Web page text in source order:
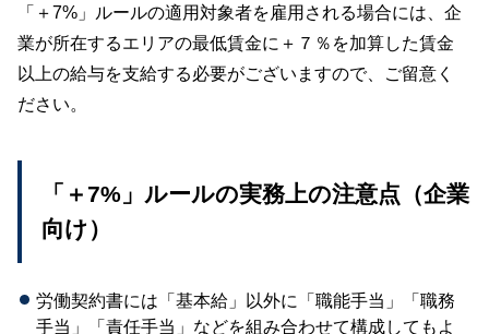
「＋7%」ルールの適用対象者を雇用される場合には、企
業が所在するエリアの最低賃金に＋７％を加算した賃金
以上の給与を支給する必要がございますので、ご留意く
ださい。
「＋7%」ルールの実務上の注意点（企業
向け）
労働契約書には「基本給」以外に「職能手当」「職務
手当」「責任手当」などを組み合わせて構成してもよ